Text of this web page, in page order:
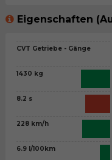
Eigenschaften
CVT Getriebe - Gänge
1430 kg
8.2 s
228 km/h
6.9 l/100km